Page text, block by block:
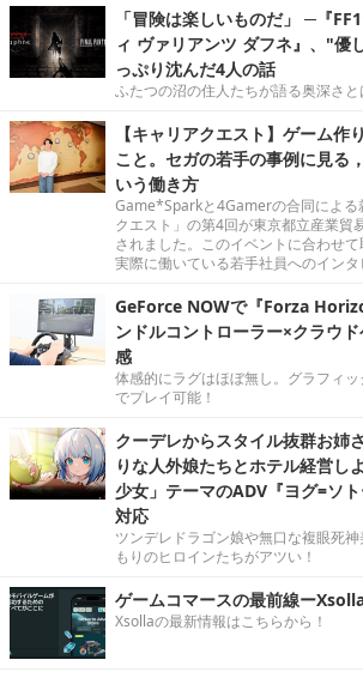
「冒険は楽しいものだ」 ─『
ィ ヴァリアンツ ダフネ』、"優
っぷり沈んだ4人の話
ふたつの沼の住人たちが語る奥深さと
【キャリアクエスト】ゲーム作
こと。セガの若手の事例に見る
いう働き方
Game*Sparkと4Gamerの合同による
クエスト」の第4回が東京都立産業貿
されました。このイベントに合わせ
実際に働いている若手社員へのインタ
GeForce NOWで『Forza
ンドルコントローラー×クラウ
感
体感的にラグはほぼ無し。グラフィ
でプレイ可能！
クーデレからスタイル抜群お姉
りな人外娘たちとホテル経営し
少女」テーマのADV『ヨグ=ソ
対応
ツンデレドラゴン娘や無口な複眼死
もりのヒロインたちがアツい！
ゲームコマースの最前線ー
Xsollaの最新情報はこちらから！